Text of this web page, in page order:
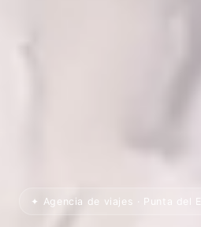
✦ Agencia de viajes · Punta del